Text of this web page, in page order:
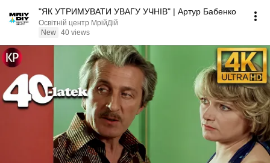
"ЯК УТРИМУВАТИ УВАГУ УЧНІВ" | Артур Бабенко
Освітній центр МрійДій
New 40 views